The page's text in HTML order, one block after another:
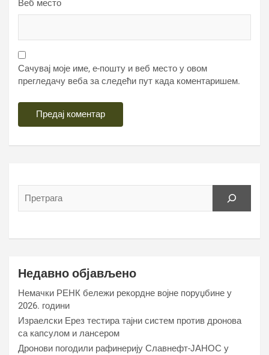
Веб место
Сачувај моје име, е-пошту и веб место у овом
прегледачу веба за следећи пут када коментаришем.
Недавно објављено
Немачки РЕНК бележи рекордне војне поруџбине у
2026. години
Израелски Ерез тестира тајни систем против дронова
са капсулом и лансером
Дронови погодили рафинерију Славнефт-ЈАНОС у